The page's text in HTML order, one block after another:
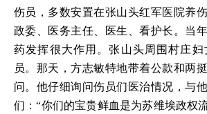
伤员，多数安置在张山头红军医院养
政委、医务主任、医生、看护长。当
药发挥很大作用。张山头周围村庄
员。那天，方志敏特地带着公款和两
问。他仔细询问伤员们医治情况，与
们：“你们的宝贵鲜血是为苏维埃政权